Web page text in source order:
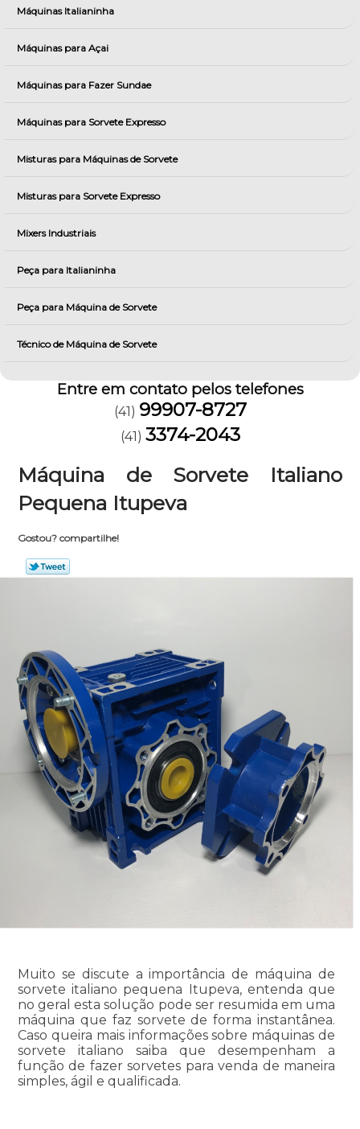
Máquinas Italianinha
Máquinas para Açai
Máquinas para Fazer Sundae
Máquinas para Sorvete Expresso
Misturas para Máquinas de Sorvete
Misturas para Sorvete Expresso
Mixers Industriais
Peça para Italianinha
Peça para Máquina de Sorvete
Técnico de Máquina de Sorvete
Entre em contato pelos telefones
(41) 99907-8727
(41) 3374-2043
Máquina de Sorvete Italiano
Pequena Itupeva
Gostou? compartilhe!
Muito se discute a importância de máquina de
sorvete italiano pequena Itupeva, entenda que
no geral esta solução pode ser resumida em uma
máquina que faz sorvete de forma instantânea.
Caso queira mais informações sobre máquinas de
sorvete italiano saiba que desempenham a
função de fazer sorvetes para venda de maneira
simples, ágil e qualificada.